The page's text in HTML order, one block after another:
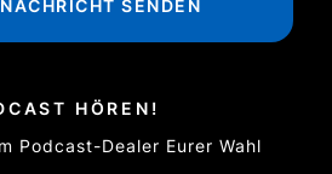
SENDEN
HÖREN!
Podcast-Dealer Eurer Wahl